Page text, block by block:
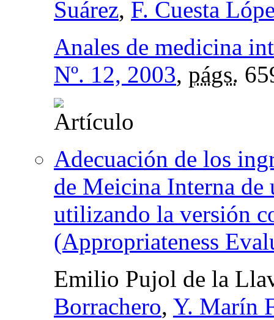
Suárez, F. Cuesta
Anales de medicina
Nº. 12, 2003, págs.
Adecuación de los
de Meicina Interna
utilizando la versión
(Appropriateness
Emilio Pujol de la
Borrachero, Y. Marín